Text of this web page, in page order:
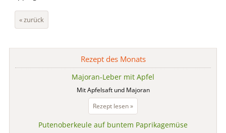
« zurück
Rezept des Monats
Majoran-Leber mit Apfel
Mit Apfelsaft und Majoran
Rezept lesen »Majoran-
Leber
mit
Putenoberkeule auf buntem Paprikagemüse